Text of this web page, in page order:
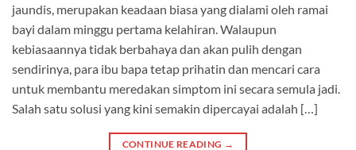
jaundis, merupakan keadaan biasa yang dialami oleh ramai
bayi dalam minggu pertama kelahiran. Walaupun
kebiasaannya tidak berbahaya dan akan pulih dengan
sendirinya, para ibu bapa tetap prihatin dan mencari cara
untuk membantu meredakan simptom ini secara semula jadi.
Salah satu solusi yang kini semakin dipercayai adalah […]
CONTINUE READING →